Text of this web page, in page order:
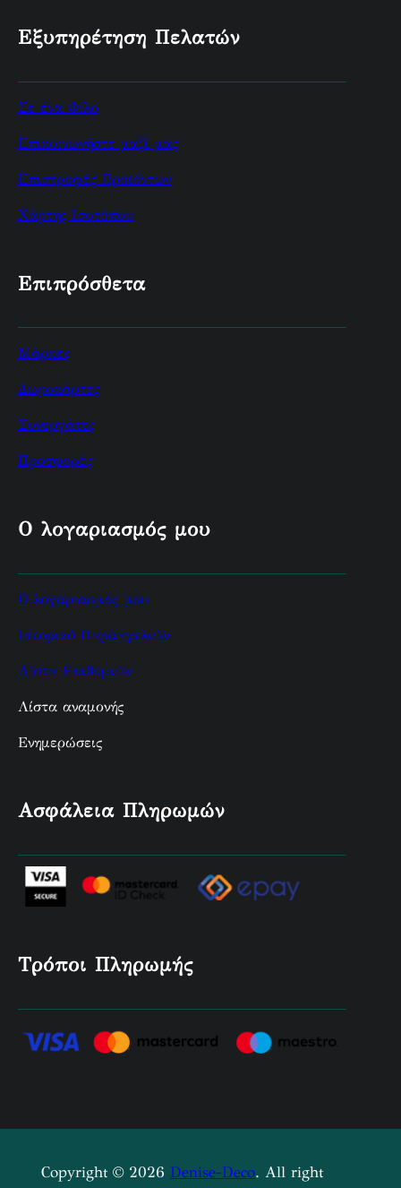
Εξυπηρέτηση Πελατών
Σε ένα Φίλο
Επικοινωνήστε μαζί μας
Επιστροφές Προϊόντων
Χάρτης Ισοτόπου
Επιπρόσθετα
Μάρκες
Δωροκάρτες
Συνεργάτες
Προσφορές
Ο λογαριασμός μου
Ο λογαριασμός μου
Ιστορικό Παραγγελιών
Λίστα Επιθυμιών
Λίστα αναμονής
Ενημερώσεις
Ασφάλεια Πληρωμών
Τρόποι Πληρωμής
Copyright © 2026 Denise-Deco. All right